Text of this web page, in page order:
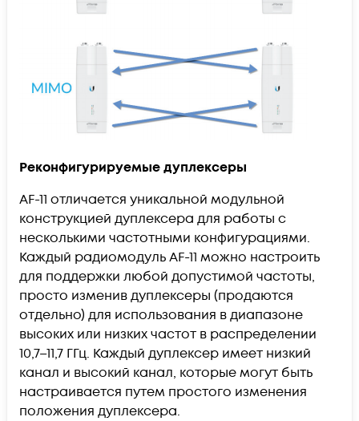
Реконфигурируемые дуплексеры
AF-11 отличается уникальной модульной
конструкцией дуплексера для работы с
несколькими частотными конфигурациями.
Каждый радиомодуль AF-11 можно настроить
для поддержки любой допустимой частоты,
просто изменив дуплексеры (продаются
отдельно) для использования в диапазоне
высоких или низких частот в распределении
10,7–11,7 ГГц. Каждый дуплексер имеет низкий
канал и высокий канал, которые могут быть
настраивается путем простого изменения
положения дуплексера.